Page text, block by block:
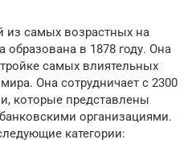
из самых возрастных на
в 1878 году. Она
самых влиятельных
Она сотрудничает с 2300
которые представлены
организациями.
категории: